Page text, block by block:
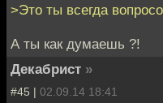
>Это ты всегда
А ты как думаешь ?!
Декабрист »
#45 | 02.09.14 18:41